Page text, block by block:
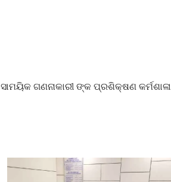
ସାମୟିକ ଗଣନାକାରୀ ଙ୍କ ପ୍ରଶିକ୍ଷଣ କର୍ମଶାଳା